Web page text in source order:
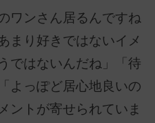
ワンさん居るんですね
まり好きではないイメ
ではないんだね」「待
よっぽど居心地良いの
ントが寄せられていま